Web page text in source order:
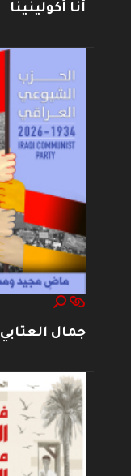
أنا أكولينينا
جمال العتابي